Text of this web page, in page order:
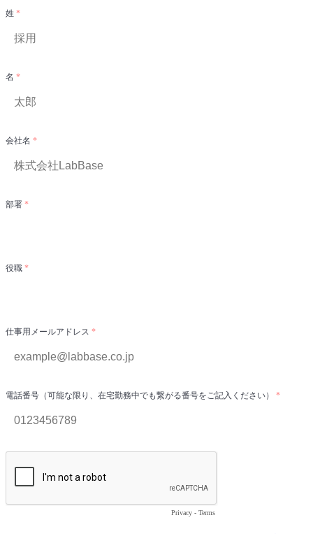
姓
名
会社名
部署
役職
仕事用メールアドレス
電話番号（可能な限り、在宅勤務中でも繋がる番号をご記入ください）
Privacy - Terms